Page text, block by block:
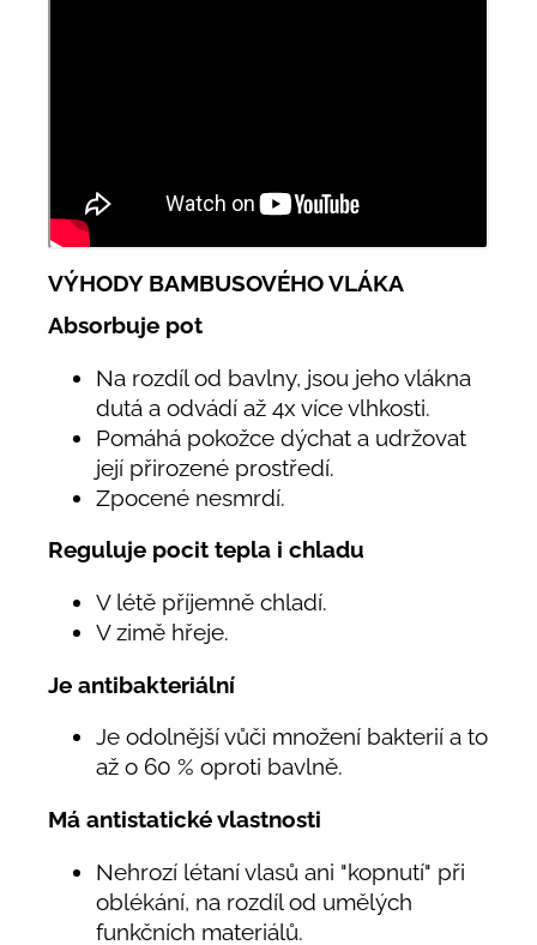
VÝHODY BAMBUSOVÉHO VLÁKA
Absorbuje pot
Na rozdíl od bavlny, jsou jeho vlákna
dutá a odvádí až 4x více vlhkosti.
Pomáhá pokožce dýchat a udržovat
její přirozené prostředí.
Zpocené nesmrdí.
Reguluje pocit tepla i chladu
V létě příjemně chladí.
V zimě hřeje.
Je antibakteriální
Je odolnější vůči množení bakterií a to
až o 60 % oproti bavlně.
Má antistatické vlastnosti
Nehrozí létaní vlasů ani "kopnutí" při
oblékání, na rozdíl od umělých
funkčních materiálů.